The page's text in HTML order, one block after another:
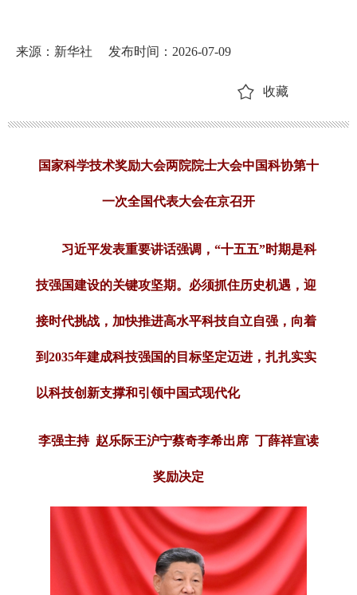
来源：新华社 发布时间：2026-07-09
收藏
国家科学技术奖励大会两院院士大会中国科协第十
一次全国代表大会在京召开
习近平发表重要讲话强调，“十五五”时期是科
技强国建设的关键攻坚期。必须抓住历史机遇，迎
接时代挑战，加快推进高水平科技自立自强，向着
到2035年建成科技强国的目标坚定迈进，扎扎实实
以科技创新支撑和引领中国式现代化
李强主持 赵乐际王沪宁蔡奇李希出席 丁薛祥宣读
奖励决定